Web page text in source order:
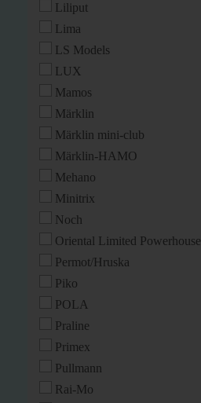
Liliput
Lima
LS Models
LUX
Mamos
Märklin
Märklin mini-club
Märklin-HAMO
Mehano
Minitrix
Noch
Oriental Limited Powerhouse
Permot/Hruska
Piko
POLA
Praline
Primex
Pullmann
Rai-Mo